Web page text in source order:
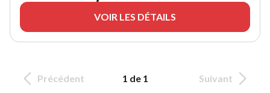
VOIR LES DÉTAILS
Précédent 1 de 1 Suivant